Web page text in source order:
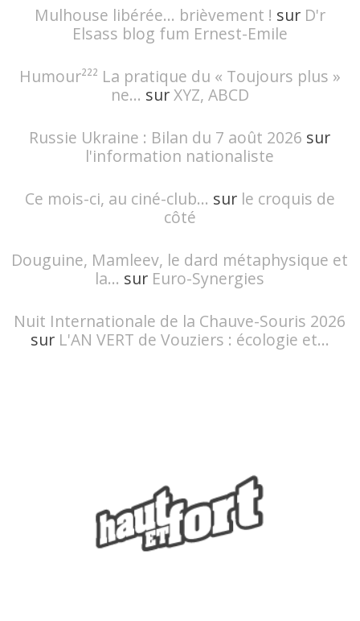
Mulhouse libérée… brièvement ! sur D'r
Elsass blog fum Ernest-Emile
Humour²²² La pratique du « Toujours plus »
ne... surXYZ, ABCD
Russie Ukraine : Bilan du 7 août 2026 sur
l'information nationaliste
Ce mois-ci, au ciné-club... sur le croquis de
côté
Douguine, Mamleev, le dard métaphysique et
la... sur Euro-Synergies
Nuit Internationale de la Chauve-Souris 2026
sur L'AN VERT de Vouziers : écologie et...